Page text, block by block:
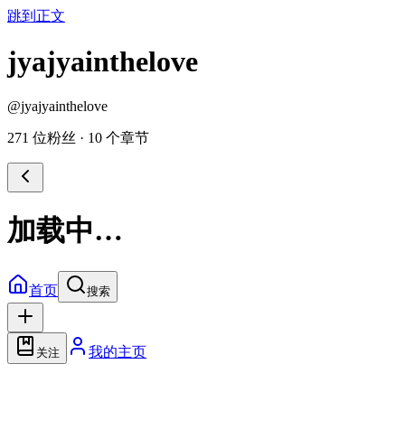
跳到正文
jyajyainthelove
@jyajyainthelove
271 位粉丝 · 10 个章节
加载中…
首页 搜索
关注 我的主页